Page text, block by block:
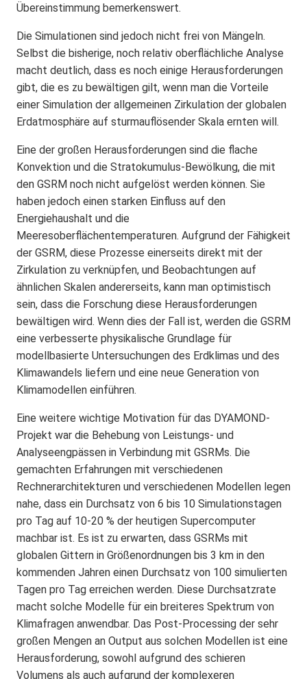
Übereinstimmung bemerkenswert.
Die Simulationen sind jedoch nicht frei von Mängeln.
Selbst die bisherige, noch relativ oberflächliche Analyse
macht deutlich, dass es noch einige Herausforderungen
gibt, die es zu bewältigen gilt, wenn man die Vorteile
einer Simulation der allgemeinen Zirkulation der globalen
Erdatmosphäre auf sturmauflösender Skala ernten will.
Eine der großen Herausforderungen sind die flache
Konvektion und die Stratokumulus-Bewölkung, die mit
den GSRM noch nicht aufgelöst werden können. Sie
haben jedoch einen starken Einfluss auf den
Energiehaushalt und die
Meeresoberflächentemperaturen. Aufgrund der Fähigkeit
der GSRM, diese Prozesse einerseits direkt mit der
Zirkulation zu verknüpfen, und Beobachtungen auf
ähnlichen Skalen andererseits, kann man optimistisch
sein, dass die Forschung diese Herausforderungen
bewältigen wird. Wenn dies der Fall ist, werden die GSRM
eine verbesserte physikalische Grundlage für
modellbasierte Untersuchungen des Erdklimas und des
Klimawandels liefern und eine neue Generation von
Klimamodellen einführen.
Eine weitere wichtige Motivation für das DYAMOND-
Projekt war die Behebung von Leistungs- und
Analyseengpässen in Verbindung mit GSRMs. Die
gemachten Erfahrungen mit verschiedenen
Rechnerarchitekturen und verschiedenen Modellen legen
nahe, dass ein Durchsatz von 6 bis 10 Simulationstagen
pro Tag auf 10-20 % der heutigen Supercomputer
machbar ist. Es ist zu erwarten, dass GSRMs mit
globalen Gittern in Größenordnungen bis 3 km in den
kommenden Jahren einen Durchsatz von 100 simulierten
Tagen pro Tag erreichen werden. Diese Durchsatzrate
macht solche Modelle für ein breiteres Spektrum von
Klimafragen anwendbar. Das Post-Processing der sehr
großen Mengen an Output aus solchen Modellen ist eine
Herausforderung, sowohl aufgrund des schieren
Volumens als auch aufgrund der komplexeren